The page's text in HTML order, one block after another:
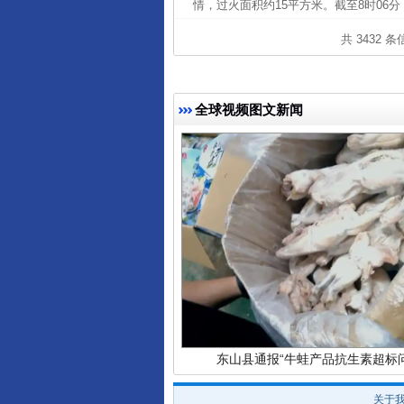
情，过火面积约15平方米。截至8时06
共 3432 条
全球视频图文新闻
东山县通报“牛蛙产品抗生素超标
关于